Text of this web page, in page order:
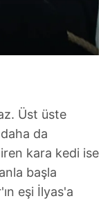
İnternet
çeşitli kişisel
daha işlevsel
yönelik
amaçlarıyla
Üst üste
da
kara kedi ise
başla
eşi İlyas'a